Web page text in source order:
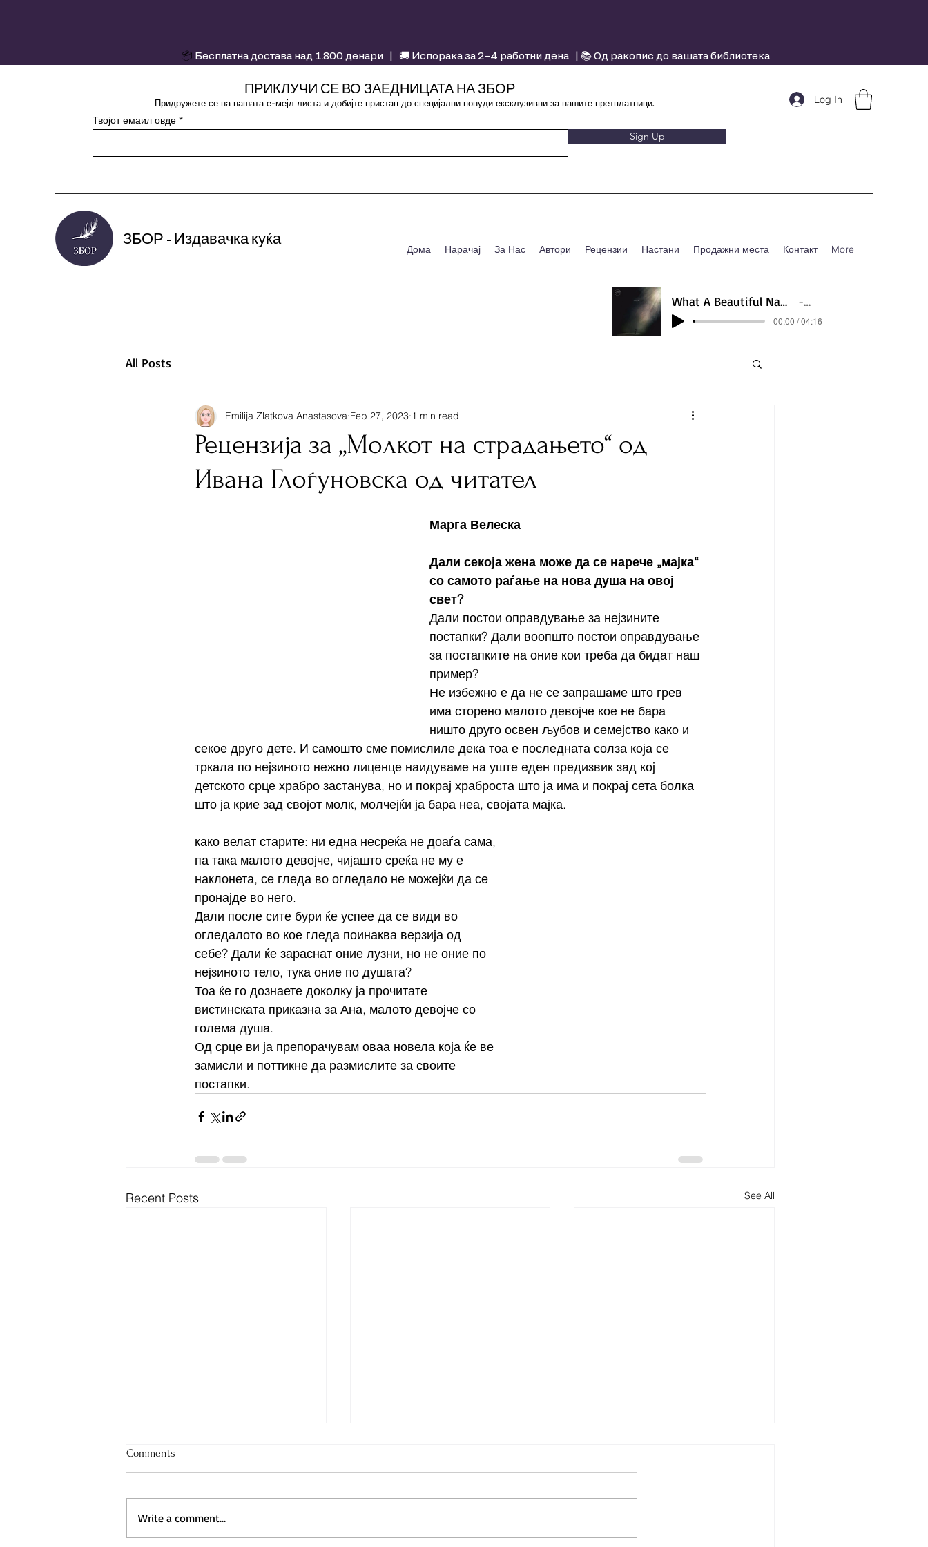
📦 Бесплатна достава над 1.800 денари | 🚚 Испорака за 2–4 работни дена | 📚 Од ракопис до вашата библиотека
Log In
ПРИКЛУЧИ СЕ ВО ЗАЕДНИЦАТА НА ЗБОР
Придружете се на нашата е-мејл листа и добијте пристап до специјални понуди ексклузивни за нашите претплатници.
Твојот емаил овде
Sign Up
ЗБОР - Издавачка куќа
Дома Нарачај За Нас Автори Рецензии Настани Продажни места Контакт More
What A Beautiful Name - Hillsong - Violin cover by Daniel Jang Artist Name
00:00 / 04:16
All Posts
Рецензија за „Молкот на страдањето“ од
Ивана Глоѓуновска од читател
Emilija Zlatkova Anastasova Feb 27, 2023 1 min read
Марга Велеска
Дали секоја жена може да се нарече „мајка“
со самото раѓање на нова душа на овој
свет?
Дали постои оправдување за нејзините
постапки? Дали воопшто постои оправдување
за постапките на оние кои треба да бидат наш
пример?
Не избежно е да не се запрашаме што грев
има сторено малото девојче кое не бара
ништо друго освен љубов и семејство како и
секое друго дете. И самошто сме помислиле дека тоа е последната солза која се
тркала по нејзиното нежно лиценце наидуваме на уште еден предизвик зад кој
детското срце храбро застанува, но и покрај храброста што ја има и покрај сета болка
што ја крие зад својот молк, молчејќи ја бара неа, својата мајка.
како велат старите: ни една несреќа не доаѓа сама,
па така малото девојче, чијашто среќа не му е
наклонета, се гледа во огледало не можејќи да се
пронајде во него.
Дали после сите бури ќе успее да се види во
огледалото во кое гледа поинаква верзија од
себе? Дали ќе зараснат оние лузни, но не оние по
нејзиното тело, тука оние по душата?
Тоа ќе го дознаете доколку ја прочитате
вистинската приказна за Ана, малото девојче со
голема душа.
Од срце ви ја препорачувам оваа новела која ќе ве
замисли и поттикне да размислите за своите
постапки.
Recent Posts See All
Comments
Write a comment...